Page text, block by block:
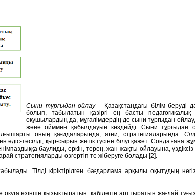
Сыни тұрғыдан ойлау – Қазақстандағы білім беруді
болып, табылатын қазіргі ең басты педагогикалық
оқушылардың да, мұғалімдердің де сыни тұрғыдан
және ойммен қабылдауын көздейді. Сыни тұрғыдан
оның қағидаларында, яғни, стратегияларында.
тәсілді, қыр-сырын жетік түсіне білуі қажет. Сонда ғана
баулиды, еркін, терең, жан-жақты ойлауына,
стратегияларды өзгертіп те жіберуге болады [2].
Тілді кіріктірілген бағдарлама арқылы оқытудың
өзінше қызықтыратын, қабілетін арттыратын жағдай